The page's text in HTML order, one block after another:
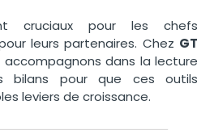
cruciaux pour les chefs
leurs partenaires. Chez GT
accompagnons dans la lecture
bilans pour que ces outils
leviers de croissance.